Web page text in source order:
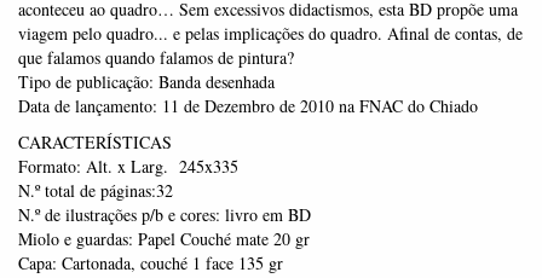
aconteceu ao quadro… Sem excessivos didactismos, esta BD propõe uma
viagem pelo quadro... e pelas implicações do quadro. Afinal de contas, de
que falamos quando falamos de pintura?
Tipo de publicação: Banda desenhada
Data de lançamento: 11 de Dezembro de 2010 na FNAC do Chiado
CARACTERÍSTICAS
Formato: Alt. x Larg. 245x335
N.º total de páginas:32
N.º de ilustrações p/b e cores: livro em BD
Miolo e guardas: Papel Couché mate 20 gr
Capa: Cartonada, couché 1 face 135 gr